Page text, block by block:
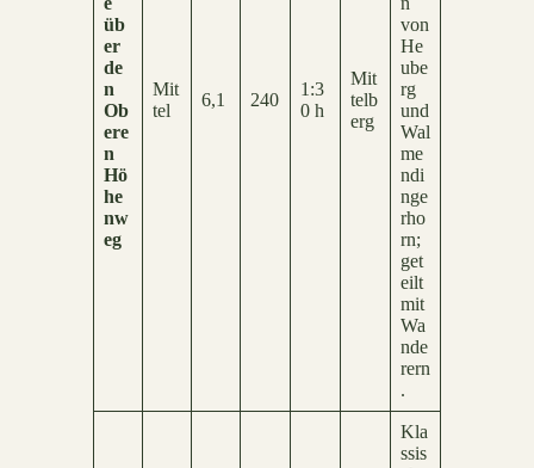
üb
er
de
n
Ob
ere
n
Hö
he
nw
eg
Mit
tel
6,1 240
1:3
0 h
Mit
telb
erg
von
He
ube
rg
und
Wal
me
ndi
nge
rho
rn;
get
eilt
mit
Wa
nde
rern
.
Kla
ssis